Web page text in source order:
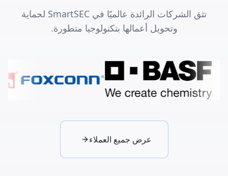
تثق الشركات الرائدة عالميًا في SmartSEC لحماية
وتحويل أعمالها بتكنولوجيا متطورة.
عرض جميع العملاء